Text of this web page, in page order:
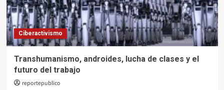
Ciberactivismo
Transhumanismo, androides, lucha de clases y el
futuro del trabajo
reportepublico